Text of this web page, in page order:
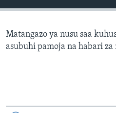
Matangazo ya nusu saa
asubuhi pamoja na habari za